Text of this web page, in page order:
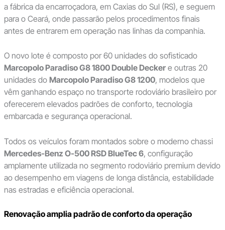
a fábrica da encarroçadora, em Caxias do Sul (RS), e seguem
para o Ceará, onde passarão pelos procedimentos finais
antes de entrarem em operação nas linhas da companhia.
O novo lote é composto por 60 unidades do sofisticado
Marcopolo Paradiso G8 1800 Double Deckere outras 20
unidades do Marcopolo Paradiso G8 1200, modelos que
vêm ganhando espaço no transporte rodoviário brasileiro por
oferecerem elevados padrões de conforto, tecnologia
embarcada e segurança operacional.
Todos os veículos foram montados sobre o moderno chassi
Mercedes-Benz O-500 RSD BlueTec 6, configuração
amplamente utilizada no segmento rodoviário premium devido
ao desempenho em viagens de longa distância, estabilidade
nas estradas e eficiência operacional.
Renovação amplia padrão de conforto da operação